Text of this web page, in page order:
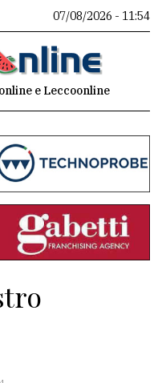
07/08/2026 - 11:54
e Leccoonline